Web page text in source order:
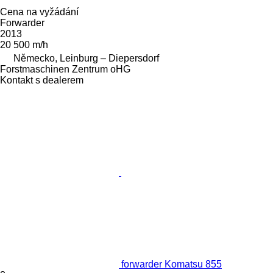
Cena na vyžádání
Forwarder
2013
20 500 m/h
Německo, Leinburg – Diepersdorf
Forstmaschinen Zentrum oHG
Kontakt s dealerem
forwarder Komatsu 855